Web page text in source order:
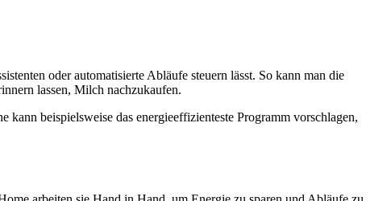
oder automatisierte Abläufe steuern lässt. So kann man die
lassen, Milch nachzukaufen.
beispielsweise das energieeffizienteste Programm vorschlagen,